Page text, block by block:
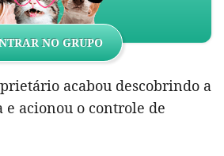
NO GRUPO
acabou descobrindo a
e acionou o controle de